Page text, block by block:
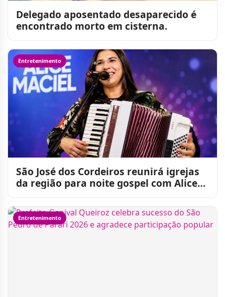
Delegado aposentado desaparecido é
encontrado morto em cisterna.
Entretenimento
São José dos Cordeiros reunirá igrejas
da região para noite gospel com Alice
Entretenimento